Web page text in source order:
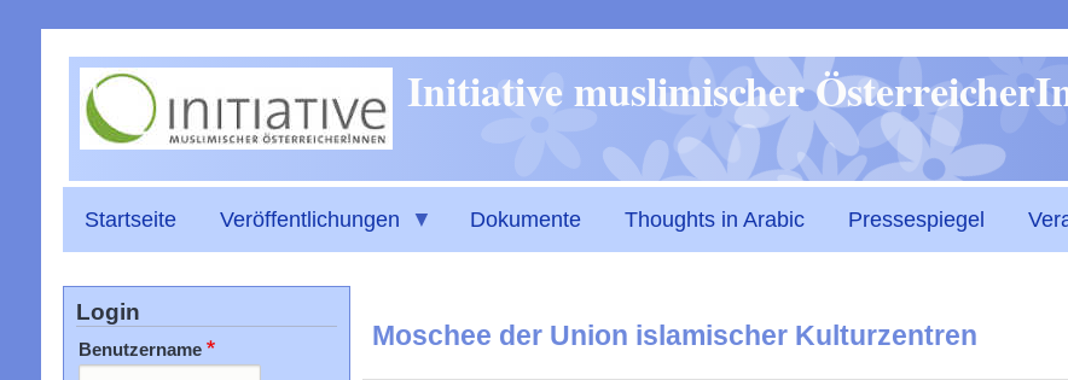
zum
Inhalt
Initiative muslimischer
Startseite Veröffentlichungen Dokumente Thoughts in Arabic Pressespiegel
Moschee der Union islamischer Kulturzentren
Login
Benutzername